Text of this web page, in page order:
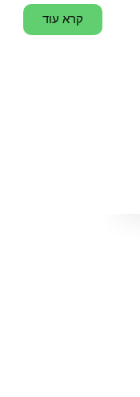
קרא עוד